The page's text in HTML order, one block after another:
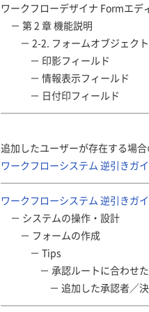
ワークフローデザイナ Formエデ
－ 第 2 章 機能説明
－ 2-2. フォームオブジェク
－ 印影フィールド
－ 情報表示フィールド
－ 日付印フィールド
追加したユーザーが存在する場
ワークフローシステム 逆引きガ
ワークフローシステム 逆引きガ
－ システムの操作・設計
－ フォームの作成
－ Tips
－ 承認ルートに合わせた
－ 追加した承認者／決裁